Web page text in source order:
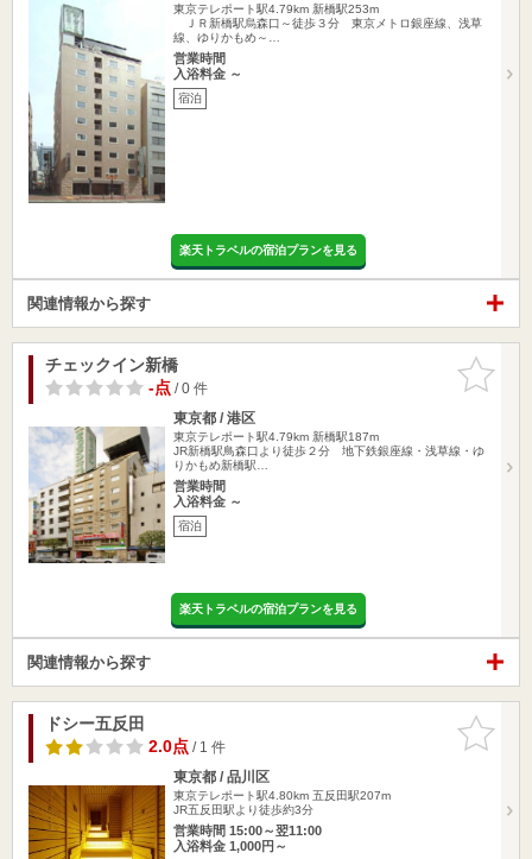
東京テレポート駅4.79km 新橋駅253m
ＪＲ新橋駅烏森口～徒歩３分 東京メトロ銀座線、浅草
線、ゆりかもめ～…
営業時間
入浴料金 ～
宿泊
楽天トラベルの宿泊プランを見る
関連情報から探す
お気に入
りに追加
チェックイン新橋
-点/ 0 件
東京都 / 港区
東京テレポート駅4.79km 新橋駅187m
JR新橋駅鳥森口より徒歩２分 地下鉄銀座線・浅草線・ゆ
りかもめ新橋駅…
営業時間
入浴料金 ～
宿泊
楽天トラベルの宿泊プランを見る
関連情報から探す
お気に入
りに追加
ドシー五反田
2.0点/ 1 件
東京都 / 品川区
東京テレポート駅4.80km 五反田駅207m
JR五反田駅より徒歩約3分
営業時間 15:00～翌11:00
入浴料金 1,000円～